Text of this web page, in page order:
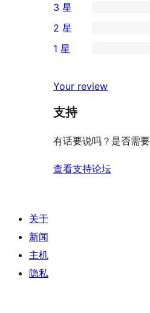
5
星
评
条
4
星
价
0
条
3
评
价
3 星
条
星
评
2 星
1
星
价
1 星
Your review
支持
有话要说吗？是否需
查看支持论坛
关于
新闻
主机
隐私